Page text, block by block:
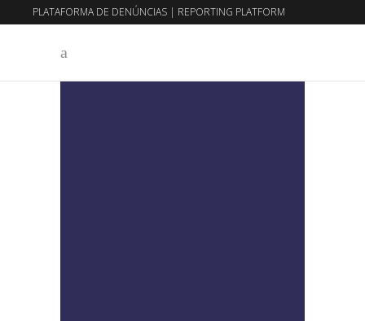
PLATAFORMA DE DENÚNCIAS | REPORTING PLATFORM